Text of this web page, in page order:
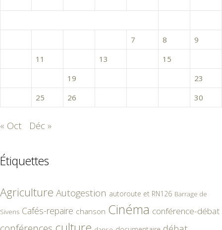
7 8
9
11 13 15
19
23
25 26 30
« Oct Déc »
Étiquettes
Agriculture Autogestion autoroute et RN126 Barrage de
Sivens Cafés-repaire chanson Cinéma conférence-débat